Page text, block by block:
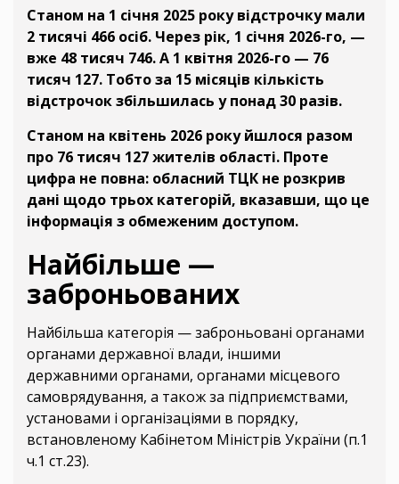
Станом на 1 січня 2025 року відстрочку мали
2 тисячі 466 осіб. Через рік, 1 січня 2026-го, —
вже 48 тисяч 746. А 1 квітня 2026-го — 76
тисяч 127. Тобто за 15 місяців кількість
відстрочок збільшилась у понад 30 разів.
Станом на квітень 2026 року йшлося разом
про 76 тисяч 127 жителів області. Проте
цифра не повна: обласний ТЦК не розкрив
дані щодо трьох категорій, вказавши, що це
інформація з обмеженим доступом.
Найбільше —
заброньованих
Найбільша категорія — заброньовані органами
органами державної влади, іншими
державними органами, органами місцевого
самоврядування, а також за підприємствами,
установами і організаціями в порядку,
встановленому Кабінетом Міністрів України (п.1
ч.1 ст.23).